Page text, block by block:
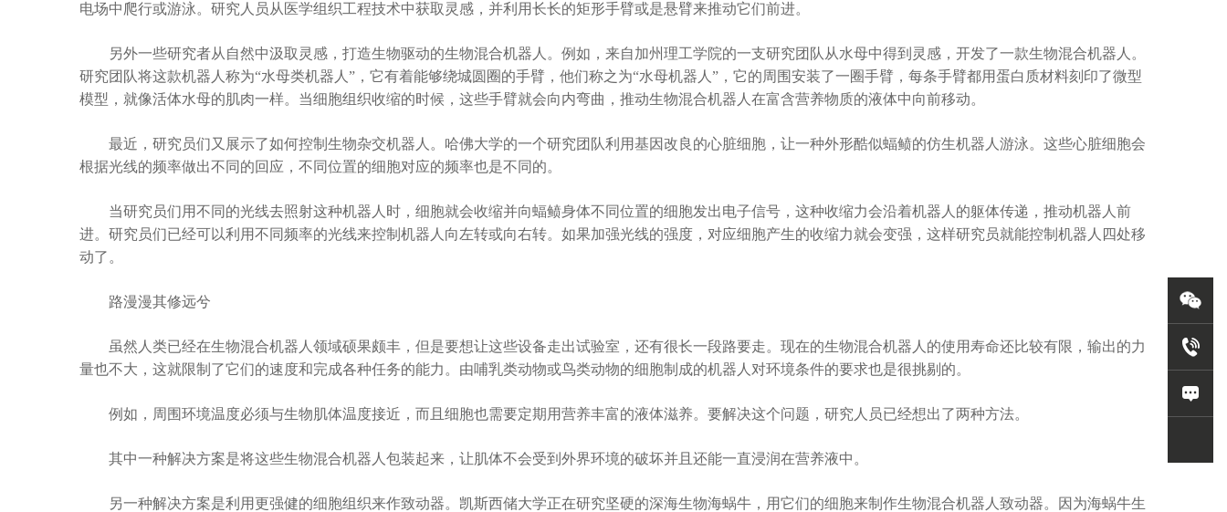
电场中爬行或游泳。研究人员从医学组织工程技术中获取灵感，并利用长长的矩形手臂或是悬臂来推动它们前进。
另外一些研究者从自然中汲取灵感，打造生物驱动的生物混合机器人。例如，来自加州理工学院的一支研究团队从水母中得到灵感，开发了一款生物混合机器人。
研究团队将这款机器人称为“水母类机器人”，它有着能够绕城圆圈的手臂，他们称之为“水母机器人”，它的周围安装了一圈手臂，每条手臂都用蛋白质材料刻印了微型
模型，就像活体水母的肌肉一样。当细胞组织收缩的时候，这些手臂就会向内弯曲，推动生物混合机器人在富含营养物质的液体中向前移动。
最近，研究员们又展示了如何控制生物杂交机器人。哈佛大学的一个研究团队利用基因改良的心脏细胞，让一种外形酷似蝠鲼的仿生机器人游泳。这些心脏细胞会
根据光线的频率做出不同的回应，不同位置的细胞对应的频率也是不同的。
当研究员们用不同的光线去照射这种机器人时，细胞就会收缩并向蝠鲼身体不同位置的细胞发出电子信号，这种收缩力会沿着机器人的躯体传递，推动机器人前
进。研究员们已经可以利用不同频率的光线来控制机器人向左转或向右转。如果加强光线的强度，对应细胞产生的收缩力就会变强，这样研究员就能控制机器人四处移
动了。
路漫漫其修远兮
虽然人类已经在生物混合机器人领域硕果颇丰，但是要想让这些设备走出试验室，还有很长一段路要走。现在的生物混合机器人的使用寿命还比较有限，输出的力
量也不大，这就限制了它们的速度和完成各种任务的能力。由哺乳类动物或鸟类动物的细胞制成的机器人对环境条件的要求也是很挑剔的。
例如，周围环境温度必须与生物肌体温度接近，而且细胞也需要定期用营养丰富的液体滋养。要解决这个问题，研究人员已经想出了两种方法。
其中一种解决方案是将这些生物混合机器人包装起来，让肌体不会受到外界环境的破坏并且还能一直浸润在营养液中。
另一种解决方案是利用更强健的细胞组织来作致动器。凯斯西储大学正在研究坚硬的深海生物海蜗牛，用它们的细胞来制作生物混合机器人致动器。因为海蜗牛生